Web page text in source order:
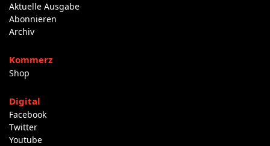
Aktuelle Ausgabe
Abonnieren
Archiv
Kommerz
Shop
Digital
Facebook
Twitter
Youtube